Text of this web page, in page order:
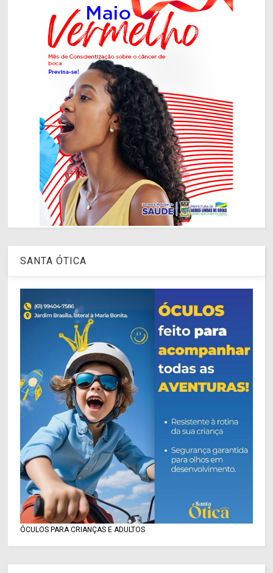
SANTA ÓTICA
ÓCULOS PARA CRIANÇAS E ADULTOS